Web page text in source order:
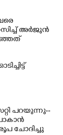
അർജുൻ
പറയുന്നു--
ചോദിച്ചു